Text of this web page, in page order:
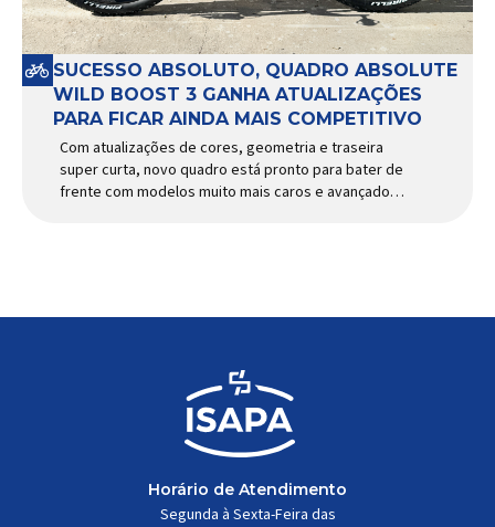
SUCESSO ABSOLUTO, QUADRO ABSOLUTE
WILD BOOST 3 GANHA ATUALIZAÇÕES
PARA FICAR AINDA MAIS COMPETITIVO
Com atualizações de cores, geometria e traseira
super curta, novo quadro está pronto para bater de
frente com modelos muito mais caros e avançados
Horário de Atendimento
Segunda à Sexta-Feira das